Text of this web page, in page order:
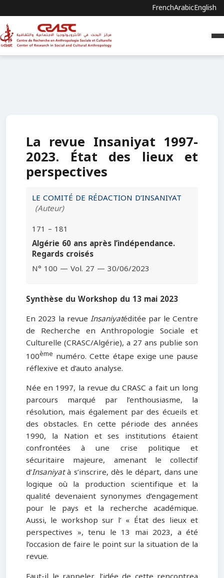
FrenchArabicEnglish
La revue Insaniyat 1997-
2023. État des lieux et
perspectives
LE COMITÉ DE RÉDACTION D’INSANIYAT
(Auteur)
171 – 181
Algérie 60 ans après l’indépendance.
Regards croisés
N° 100 — Vol. 27 — 30/06/2023
Synthèse du Workshop du 13 mai 2023
En 2023 la revue Insaniyatéditée par le Centre
de Recherche en Anthropologie Sociale et
Culturelle (CRASC/Algérie), a 27 ans publie son
100ème numéro. Cette étape exige une pause
réflexive et d’auto analyse.
Née en 1997, la revue du CRASC a fait un long
parcours marqué par l’enthousiasme, la
résolution, mais également par des écueils et
des obstacles. En cette période des années
1990, la Nation et ses institutions étaient
confrontées à une crise politique et
sécuritaire majeure, amenant le collectif
d’Insaniyatà s’inscrire, dès le départ, dans une
logique où la production scientifique et la
qualité devenaient synonymes d’engagement
pour le pays et la recherche académique.
Aussi, le workshop sur l’ « État des lieux et
perspectives », tenu le 13 mai 2023, a été
l’occasion de faire le point sur la situation de la
revue.